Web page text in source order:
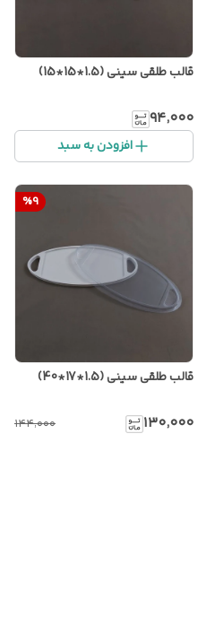
قالب طلقی سینی (1.5*15*15)
۹۴٬۰۰۰
افزودن به سبد
%9
قالب طلقی سینی (1.5*17*40)
۱۳۰٬۰۰۰ ۱۴۴٬۰۰۰